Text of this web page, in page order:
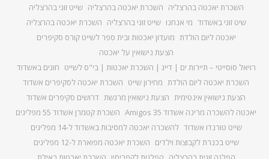
השכרת יאכטה בהרצליה השכרת יאכטה בהרצליה שייט זוגי בהרצליה
שיט זוגי באשדוד מי אנחנו שייט זוגי בהרצליה השכרת יאכטה בהרצליה
יאכטה ליום הולדת מועדון יאכטות ובית ספר לשייט קורס סקיפרים
הצעת נישואין על יאכטה
רויאל סוסייטי – תיירות ים | דייג | השכרת יאכטות | בי"ס לשייט חוגים באשדוד
השכרת יאכטה ליום הולדת מחירון שייט השכרת יאכטה לסקיפרים אשדוד
הצעת נישואין אינטימית הצעת נישואין מרגשת דרושים סקיפרים אשדוד
יאכטה להשכרה מרינה אשדוד Amigos 35
השכרת קטמרן אשדוד 55 מפליגים
שייט טורנדו אשדוד להשכרה יאכטה למסיבות באשדוד ל-14 מפליגים
שייט בכנרת לקבוצות וילדים השכרת יאכטה מפוארת ל-12 מפליגים